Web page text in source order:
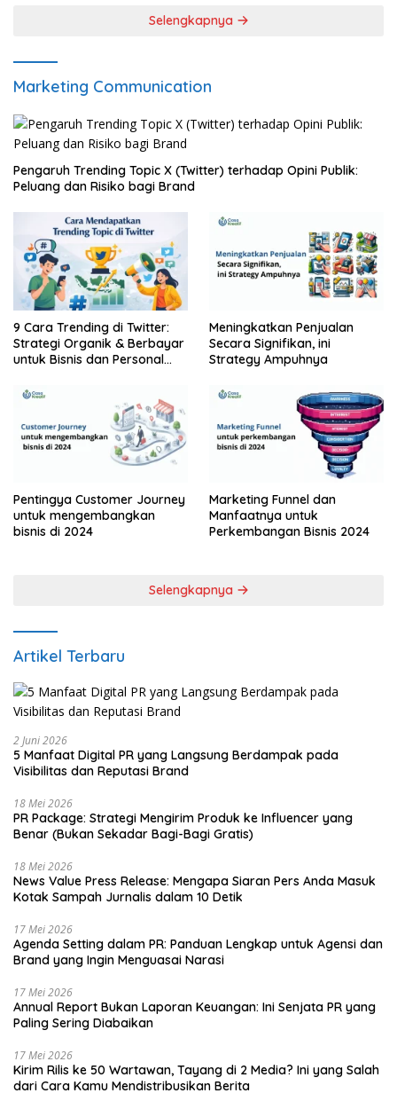
Selengkapnya
Marketing Communication
Pengaruh Trending Topic X (Twitter) terhadap Opini Publik:
Peluang dan Risiko bagi Brand
9 Cara Trending di Twitter:
Strategi Organik & Berbayar
untuk Bisnis dan Personal
Meningkatkan Penjualan
Secara Signifikan, ini
Strategy Ampuhnya
Pentingya Customer Journey
untuk mengembangkan
bisnis di 2024
Marketing Funnel dan
Manfaatnya untuk
Perkembangan Bisnis 2024
Selengkapnya
Artikel Terbaru
2 Juni 2026
5 Manfaat Digital PR yang Langsung Berdampak pada
Visibilitas dan Reputasi Brand
18 Mei 2026
PR Package: Strategi Mengirim Produk ke Influencer yang
Benar (Bukan Sekadar Bagi-Bagi Gratis)
18 Mei 2026
News Value Press Release: Mengapa Siaran Pers Anda Masuk
Kotak Sampah Jurnalis dalam 10 Detik
17 Mei 2026
Agenda Setting dalam PR: Panduan Lengkap untuk Agensi dan
Brand yang Ingin Menguasai Narasi
17 Mei 2026
Annual Report Bukan Laporan Keuangan: Ini Senjata PR yang
Paling Sering Diabaikan
17 Mei 2026
Kirim Rilis ke 50 Wartawan, Tayang di 2 Media? Ini yang Salah
dari Cara Kamu Mendistribusikan Berita